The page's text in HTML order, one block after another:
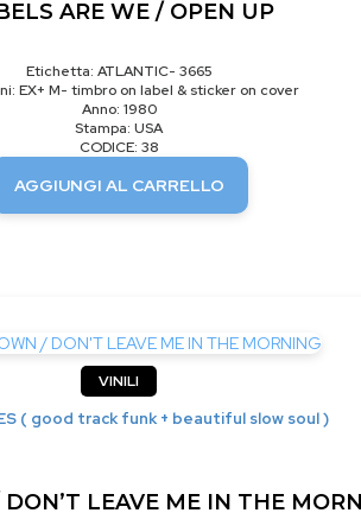
ARE WE / OPEN UP
Etichetta: ATLANTIC- 3665
EX+ M- timbro on label & sticker on cover
Anno: 1980
Stampa: USA
CODICE: 38
AGGIUNGI AL CARRELLO
VINILI
( good track funk + beautiful slow soul )
LEAVE ME IN THE